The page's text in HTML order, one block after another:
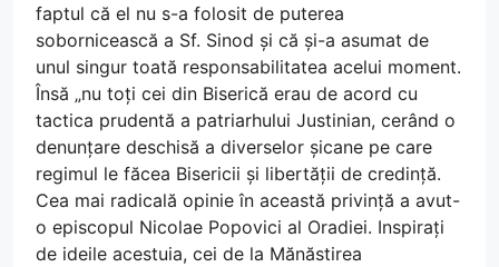
faptul că el nu s-a folosit de puterea
sobornicească a Sf. Sinod și că și-a asumat de
unul singur toată responsabilitatea acelui moment.
Însă „nu toți cei din Biserică erau de acord cu
tactica prudentă a patriarhului Justinian, cerând o
denunțare deschisă a diverselor șicane pe care
regimul le făcea Bisericii și libertății de credință.
Cea mai radicală opinie în această privință a avut-
o episcopul Nicolae Popovici al Oradiei. Inspirați
de ideile acestuia, cei de la Mănăstirea